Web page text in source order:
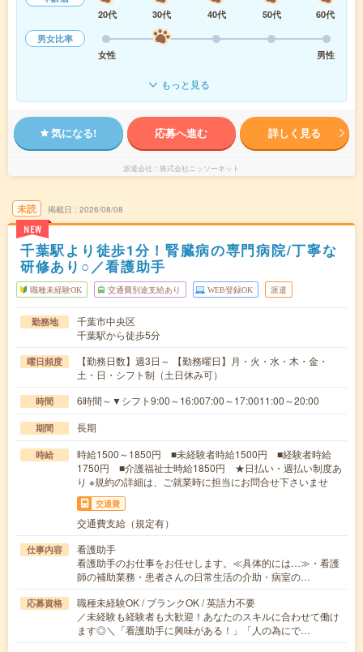
20代
30代 40代 50代
60代
男女比率
女性
男性
もっと見る
気になる! 応募へ進む 詳しく見る
派遣会社 株式会社ニッソーネット
未読
NEW
掲載日 2026/08/08
千葉駅より徒歩1分！腎臓病の専門病院/丁寧な
研修あり○／看護助手
職種未経験OK 交通費別途支給あり WEB登録OK 派遣
勤務地
千葉市中央区
千葉駅から徒歩5分
曜日頻度
【勤務日数】週3日～ 【勤務曜日】月・火・水・木・金・
土・日・シフト制（土日休み可）
時間 6時間～▼シフト9:00～16:007:00～17:0011:00～20:00
期間 長期
時給
時給1500～1850円 ■未経験者時給1500円 ■経験者時給
1750円 ■介護福祉士時給1850円 ★日払い・週払い制度あ
り ※規約の詳細は、ご就業時に担当にお問合せ下さいませ
交通費
交通費支給（規定有）
仕事内容
看護助手
看護助手のお仕事をお任せします。≪具体的には…≫・看護
師の補助業務・患者さんの日常生活の介助・病室の…
応募資格
職種未経験OK / ブランクOK / 英語力不要
／未経験も経験者も大歓迎！あなたのスキルに合わせて働け
ます◎＼「看護助手に興味がある！」「人の為にで…